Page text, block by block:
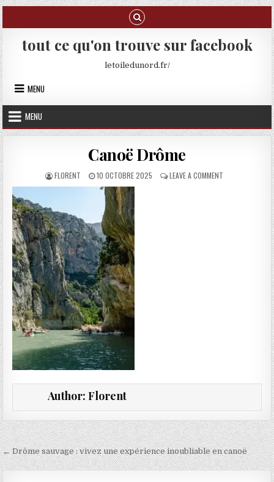
Skip to content
tout ce qu'on trouve sur facebook
letoiledunord.fr/
MENU
MENU
Canoë Drôme
AUTHOR:
FLORENT PUBLISHED DATE:
10 OCTOBRE 2025 LEAVE A COMMENTON CANOË
Author: Florent
Navigation de l’article
← Drôme sauvage : vivez une expérience inoubliable en canoë